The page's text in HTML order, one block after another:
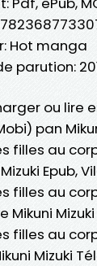
Hot manga
parution:
ou lire
pan
filles au
Epub,
filles au
Mikuni
filles au
Mizuki